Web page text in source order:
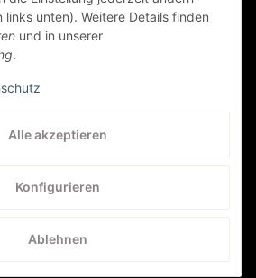
unten). Weitere Details finden
und in unserer
.
Alle akzeptieren
Konfigurieren
Ablehnen